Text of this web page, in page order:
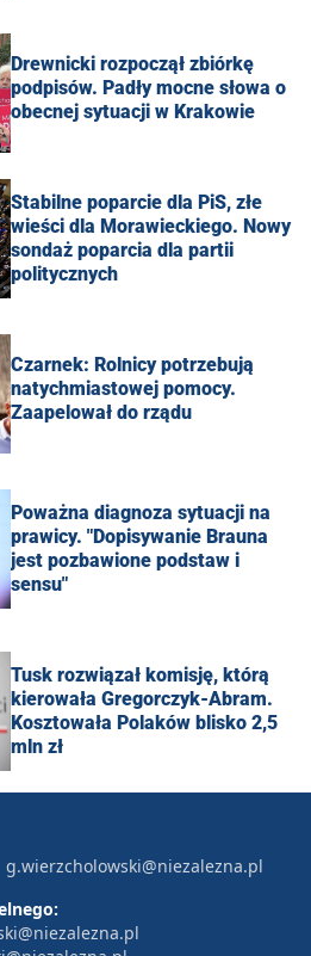
Drewnicki rozpoczął zbiórkę
podpisów. Padły mocne słowa o
obecnej sytuacji w Krakowie
Stabilne poparcie dla PiS, złe
wieści dla Morawieckiego. Nowy
sondaż poparcia dla partii
politycznych
Czarnek: Rolnicy potrzebują
natychmiastowej pomocy.
Zaapelował do rządu
Poważna diagnoza sytuacji na
prawicy. "Dopisywanie Brauna
jest pozbawione podstaw i
sensu"
Tusk rozwiązał komisję, którą
kierowała Gregorczyk-Abram.
Kosztowała Polaków blisko 2,5
mln zł
g.wierzcholowski@niezalezna.pl